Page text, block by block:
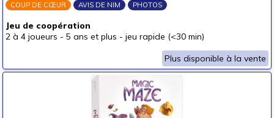
COUP DE CŒUR AVIS DE NIM PHOTOS
Jeu de coopération
2 à 4 joueurs - 5 ans et plus - jeu rapide (<30 min)
Plus disponible à la vente